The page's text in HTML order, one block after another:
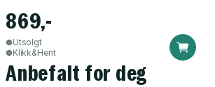
869,-
Utsolgt
Klikk&Hent
Anbefalt for deg